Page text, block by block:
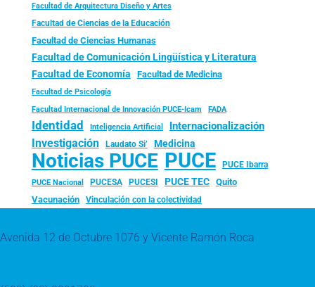
Facultad de Arquitectura Diseño y Artes
Facultad de Ciencias de la Educación
Facultad de Ciencias Humanas
Facultad de Comunicación Lingüística y Literatura
Facultad de Economía Facultad de Medicina
Facultad de Psicología
Facultad Internacional de Innovación PUCE-Icam FADA
Identidad Inteligencia Artificial Internacionalización
Investigación Laudato Si’ Medicina
Noticias PUCE PUCE PUCE Ibarra
PUCE Nacional PUCESA PUCESI PUCE TEC
Quito
Vacunación
Vinculación con la colectividad
Avenida 12 de Octubre 1076 y Vicente Ramón Roca